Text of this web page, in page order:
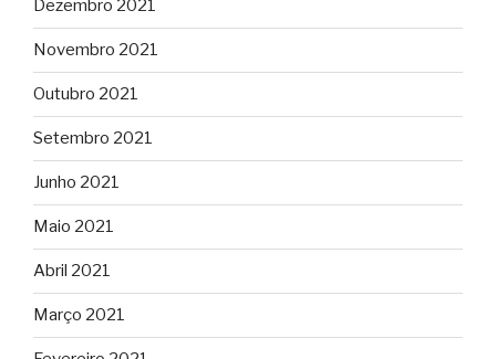
Dezembro 2021
Novembro 2021
Outubro 2021
Setembro 2021
Junho 2021
Maio 2021
Abril 2021
Março 2021